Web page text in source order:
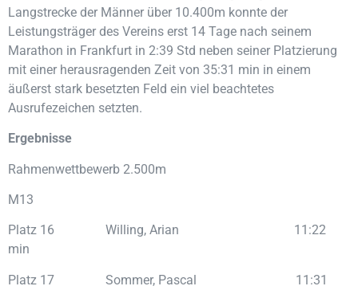
Langstrecke der Männer über 10.400m konnte der
Leistungsträger des Vereins erst 14 Tage nach seinem
Marathon in Frankfurt in 2:39 Std neben seiner Platzierung
mit einer herausragenden Zeit von 35:31 min in einem
äußerst stark besetzten Feld ein viel beachtetes
Ausrufezeichen setzten.
Ergebnisse
Rahmenwettbewerb 2.500m
M13
Platz 16 Willing, Arian 11:22
min
Platz 17 Sommer, Pascal 11:31